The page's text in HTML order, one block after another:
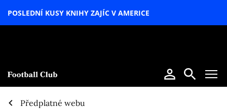
POSLEDNÍ KUSY KNIHY ZAJÍC V AMERICE
Předplatné webu